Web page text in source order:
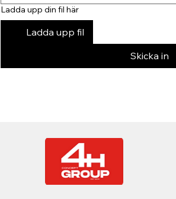
Ladda upp din fil här
Ladda upp fil
Skicka in